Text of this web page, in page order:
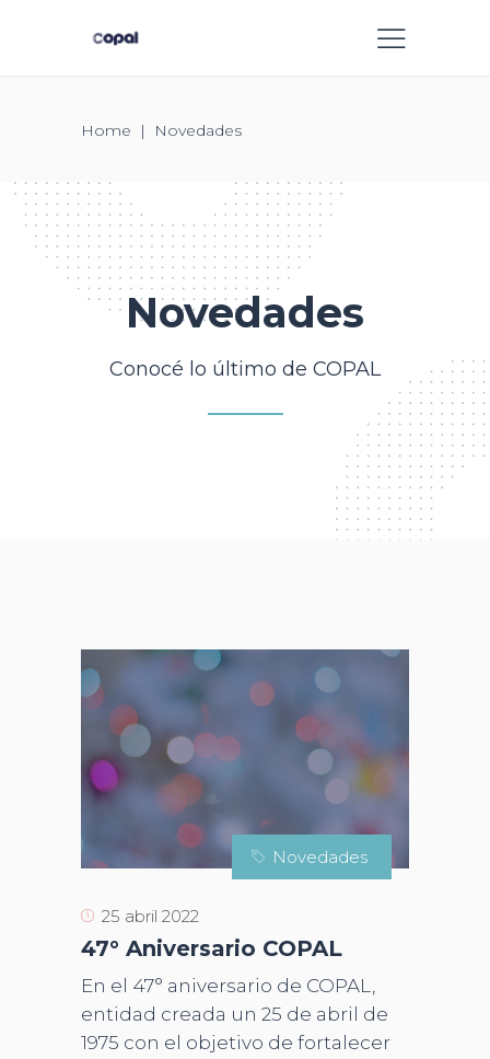
Home | Novedades
Novedades
Conocé lo último de COPAL
Novedades
25 abril 2022
47° Aniversario COPAL
En el 47° aniversario de COPAL,
entidad creada un 25 de abril de
1975 con el objetivo de fortalecer